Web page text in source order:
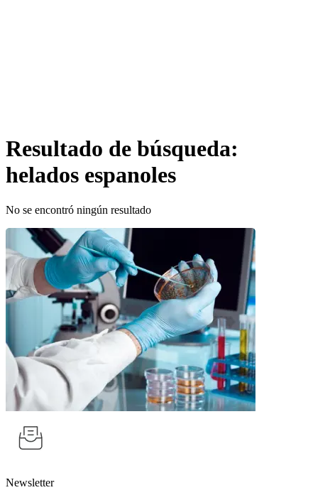
Resultado de búsqueda:
helados espanoles
No se encontró ningún resultado
Newsletter